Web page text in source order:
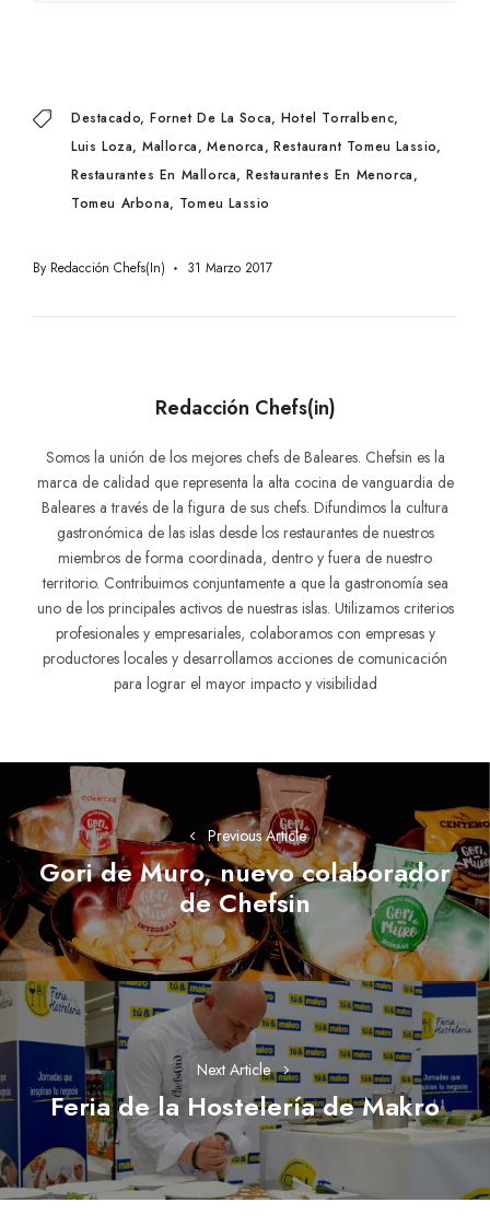
Destacado Fornet De La Soca Hotel Torralbenc
Luis Loza Mallorca Menorca Restaurant Tomeu Lassio
Restaurantes En Mallorca Restaurantes En Menorca
Tomeu Arbona
Tomeu Lassio
By Redacción Chefs(in) 31 Marzo 2017
Redacción Chefs(in)
Somos la unión de los mejores chefs de Baleares. Chefsin es la
marca de calidad que representa la alta cocina de vanguardia de
Baleares a través de la figura de sus chefs. Difundimos la cultura
gastronómica de las islas desde los restaurantes de nuestros
miembros de forma coordinada, dentro y fuera de nuestro
territorio. Contribuimos conjuntamente a que la gastronomía sea
uno de los principales activos de nuestras islas. Utilizamos criterios
profesionales y empresariales, colaboramos con empresas y
productores locales y desarrollamos acciones de comunicación
para lograr el mayor impacto y visibilidad
Navegación
de
entradas
Previous Article
Previous
post:
Gori de Muro, nuevo colaborador
de Chefsin
Next Article
Next
post:
Feria de la Hostelería de Makro